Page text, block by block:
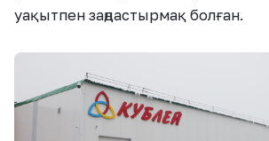
уақытпен заңдастырмақ болған.